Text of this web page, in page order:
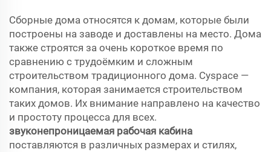
Сборные дома относятся к домам, которые были
построены на заводе и доставлены на место. Дома
также строятся за очень короткое время по
сравнению с трудоёмким и сложным
строительством традиционного дома. Cyspace —
компания, которая занимается строительством
таких домов. Их внимание направлено на качество
и простоту процесса для всех.
звуконепроницаемая рабочая кабина
поставляются в различных размерах и стилях,